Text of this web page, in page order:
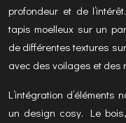
profondeur et de
tapis moelleux sur un
de différentes textures
avec des voilages et des
L’intégration
un design cosy. Le